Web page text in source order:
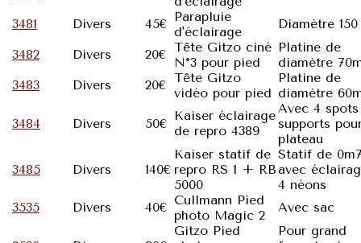
3481
Divers 45€ Parapluie
d'éclairage
Diamètre 150
3482
Divers 20€ Tête Gitzo ciné
N°3 pour pied
Platine de
diamètre
3483
Divers 20€ Tête Gitzo
vidéo pour pied
Platine de
diamètre
3484
Divers 50€
Kaiser éclairage
de repro 4389
Avec 4
supports
plateau
3485
Divers 140€
Kaiser statif de
repro RS 1 + RB
5000
Statif de
avec
4 néons
3535
Divers 40€ Cullmann Pied
photo Magic 2
Avec sac
Gitzo Pied
Pour grand